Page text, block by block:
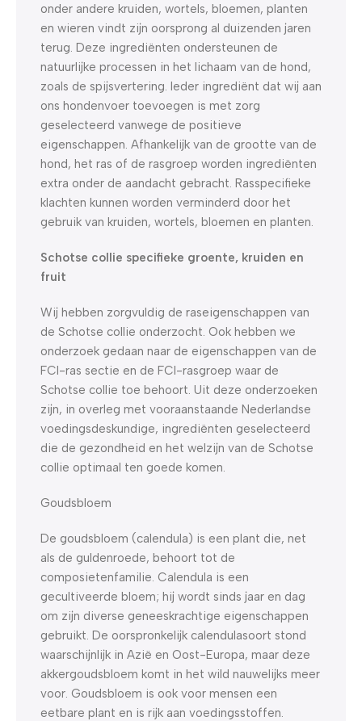
onder andere kruiden, wortels, bloemen, planten
en wieren vindt zijn oorsprong al duizenden jaren
terug. Deze ingrediënten ondersteunen de
natuurlijke processen in het lichaam van de hond,
zoals de spijsvertering. Ieder ingrediënt dat wij aan
ons hondenvoer toevoegen is met zorg
geselecteerd vanwege de positieve
eigenschappen. Afhankelijk van de grootte van de
hond, het ras of de rasgroep worden ingrediënten
extra onder de aandacht gebracht. Rasspecifieke
klachten kunnen worden verminderd door het
gebruik van kruiden, wortels, bloemen en planten.
Schotse collie specifieke groente, kruiden en
fruit
Wij hebben zorgvuldig de raseigenschappen van
de Schotse collie onderzocht. Ook hebben we
onderzoek gedaan naar de eigenschappen van de
FCI-ras sectie en de FCI-rasgroep waar de
Schotse collie toe behoort. Uit deze onderzoeken
zijn, in overleg met vooraanstaande Nederlandse
voedingsdeskundige, ingrediënten geselecteerd
die de gezondheid en het welzijn van de Schotse
collie optimaal ten goede komen.
Goudsbloem
De goudsbloem (calendula) is een plant die, net
als de guldenroede, behoort tot de
composietenfamilie. Calendula is een
gecultiveerde bloem; hij wordt sinds jaar en dag
om zijn diverse geneeskrachtige eigenschappen
gebruikt. De oorspronkelijk calendulasoort stond
waarschijnlijk in Azië en Oost-Europa, maar deze
akkergoudsbloem komt in het wild nauwelijks meer
voor. Goudsbloem is ook voor mensen een
eetbare plant en is rijk aan voedingsstoffen.